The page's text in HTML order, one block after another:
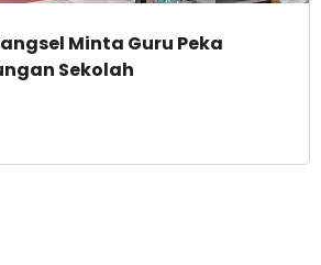
Minta Guru Peka
Sekolah